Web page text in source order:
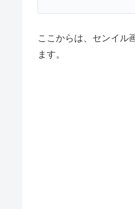
ここからは、センイル
ます。